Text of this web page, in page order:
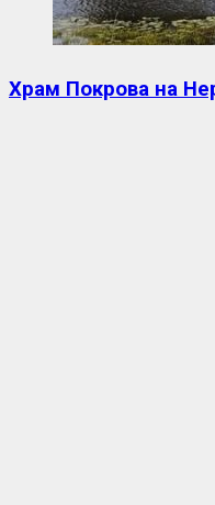
Храм Покрова на